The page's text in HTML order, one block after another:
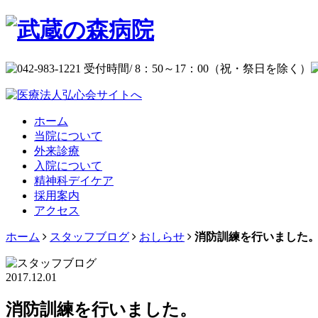
ホーム
当院について
外来診療
入院について
精神科デイケア
採用案内
アクセス
ホーム スタッフブログ おしらせ 消防訓練を行いました
2017.12.01
消防訓練を行いました。